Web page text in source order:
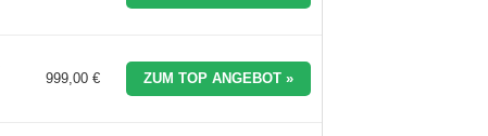
999,00 € ZUM TOP ANGEBOT »